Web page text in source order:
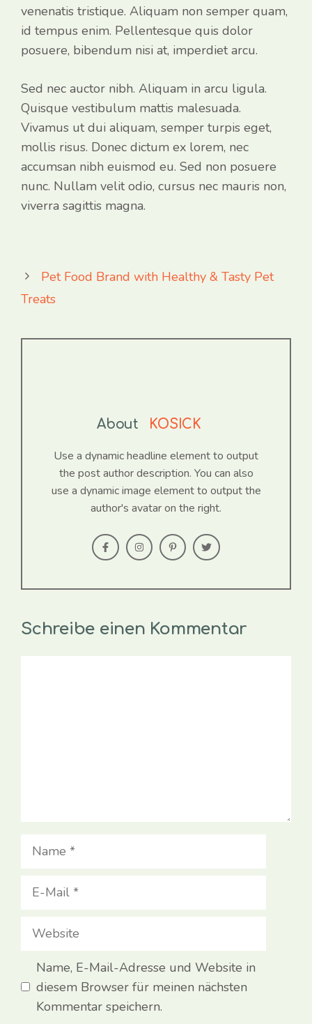
venenatis tristique. Aliquam non semper quam,
id tempus enim. Pellentesque quis dolor
posuere, bibendum nisi at, imperdiet arcu.
Sed nec auctor nibh. Aliquam in arcu ligula.
Quisque vestibulum mattis malesuada.
Vivamus ut dui aliquam, semper turpis eget,
mollis risus. Donec dictum ex lorem, nec
accumsan nibh euismod eu. Sed non posuere
nunc. Nullam velit odio, cursus nec mauris non,
viverra sagittis magna.
Pet Food Brand with Healthy & Tasty Pet
Treats
About KOSICK
Use a dynamic headline element to output
the post author description. You can also
use a dynamic image element to output the
author's avatar on the right.
Schreibe einen Kommentar
Name
E-
Website
Name, E-Mail-Adresse und Website in
diesem Browser für meinen nächsten
Kommentar speichern.